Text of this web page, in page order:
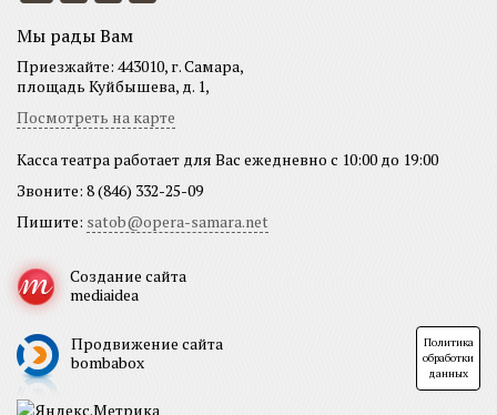
Мы рады Вам
Приезжайте: 443010, г. Самара,
площадь Куйбышева, д. 1,
Посмотреть на карте
Касса театра работает для Вас ежедневно с 10:00 до 19:00
Звоните: 8 (846) 332-25-09
Пишите: satob@opera-samara.net
Создание сайта
mediaidea
Продвижение сайта
bombabox
Политика
обработки
данных